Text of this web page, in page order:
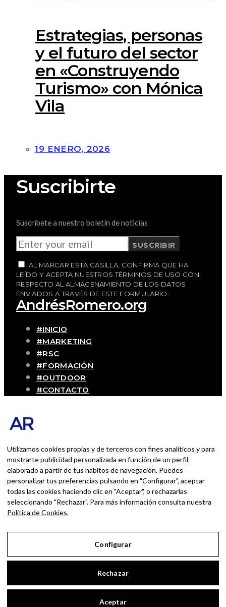
Estrategias, personas
y el futuro del sector
en «Construyendo
Turismo» con Mónica
Vila
19 ENERO, 2026
Suscribirte
Suscríbete a nuestro boletín de noticias
SUSCRIBIR
AL MARCAR ESTA CASILLA, CONFIRMA QUE HA
LEÍDO Y ACEPTA NUESTROS TÉRMINOS DE USO CON
RESPECTO AL ALMACENAMIENTO DE LOS DATOS
ENVIADOS A TRAVÉS DE ESTE FORMULARIO.
AndrésRomero.org
#INICIO
#MARKETING
#RSC
#FORMACIÓN
#OUTDOOR
#CONTACTO
Blog personal y profesional de Andrés
profesionales de una persona que disfruta
con lo que hace cada día
BUSCAR POR:
BUSCAR
Ingresa las palabras de la búsqueda y presiona
Enter.
Utilizamos cookies propias y de terceros con fines analíticos y para
mostrarte publicidad personalizada en función de un perfil
elaborado a partir de tus hábitos de navegación. Puedes
personalizar tus preferencias pulsando en "Configurar", aceptar
todas las cookies haciendo clic en "Aceptar", o rechazarlas
seleccionando "Rechazar". Para más información consulta nuestra
Política de Cookies.
Configurar
Rechazar
Aceptar
Aviso Legal
Política de Privacidad
Política de Cookies